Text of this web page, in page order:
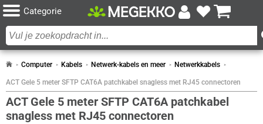
Categorie
Computer Kabels Netwerk-kabels en meer Netwerkkabels
ACT Gele 5 meter SFTP CAT6A patchkabel snagless met RJ45 connectoren
ACT Gele 5 meter SFTP CAT6A patchkabel
snagless met RJ45 connectoren